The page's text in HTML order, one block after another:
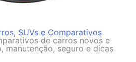
SUVs e Comparativos
de carros novos e
manutenção, seguro e dicas